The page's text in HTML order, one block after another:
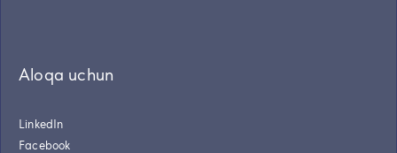
Aloqa uchun
LinkedIn
Facebook